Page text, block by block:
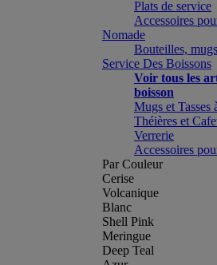
Plats de service
Accessoires
Nomade
Bouteilles,
Service Des Boissons
Voir tous les
boisson
Mugs et Tasses
Théières et
Verrerie
Accessoires
Par Couleur
Cerise
Volcanique
Blanc
Shell Pink
Meringue
Deep Teal